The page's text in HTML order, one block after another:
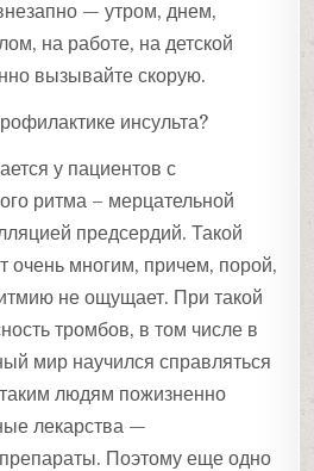
— утром, днем,
на работе, на детской
вызывайте скорую.
инсульта?
у пациентов с
ритма – мерцательной
предсердий. Такой
очень многим, причем, порой,
не ощущает. При такой
тромбов, в том числе в
мир научился справляться
людям пожизненно
лекарства —
Поэтому еще одно